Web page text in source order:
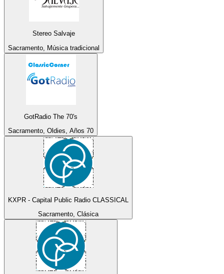
Stereo Salvaje
Sacramento, Música tradicional
GotRadio The 70's
Sacramento, Oldies, Años 70
KXPR - Capital Public Radio CLASSICAL
Sacramento, Clásica